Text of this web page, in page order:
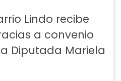
Lindo recibe
a convenio
Diputada Mariela